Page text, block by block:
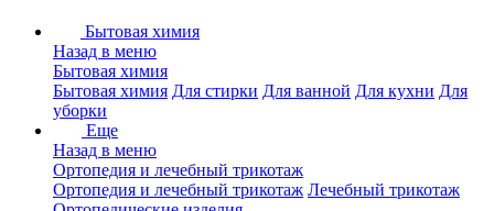
Бытовая химия
Назад в меню
Бытовая химия
Бытовая химия Для стирки Для ванной Для кухни Для
уборки
Еще
Назад в меню
Ортопедия и лечебный трикотаж
Ортопедия и лечебный трикотаж Лечебный трикотаж